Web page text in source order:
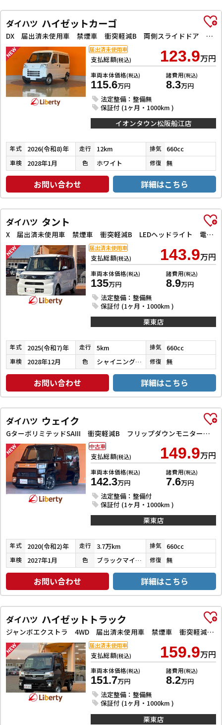
ダイハツ ハイゼットカーゴ
DX 届出済未使用車 禁煙車 衝突軽減B 両側スライドドア アイドリングストップ 障害物センサー ヘッドライトレベライザー
支払総額(税込) 123.9万円
車両本体価格(税込)
115.6万円
諸費用(税込)
8.3万円
法定整備：整備無
保証付 (1ヶ月・1000km )
届出済未使用車
イオンタウン松阪船江店
年式 2026(令和8)年 走行 12km 排気 660cc
車検 2028年1月 色 ホワイト 修復 無
お問い合わせ 詳細はこちら
ダイハツ タント
X 届出済未使用車 禁煙車 衝突軽減B LEDヘッドライト 電子パーキング 前席シートヒーター 左パワースライドドア スマートキー プッシュスタート アイドリングストップ 障害物センサー オートエアコン
支払総額(税込) 143.9万円
車両本体価格(税込)
135万円
諸費用(税込)
8.9万円
法定整備：整備無
保証付 (1ヶ月・1000km )
届出済未使用車
栗東店
年式 2025(令和7)年 走行 5km 排気 660cc
車検 2028年12月 色 シャイニングホワイトパール 修復 無
お問い合わせ 詳細はこちら
ダイハツ ウェイク
GターボリミテッドSAIII 衝突軽減B フリップダウンモニター 純正ナビ Bluetooth対応 パノラマモニター LEDヘッドライト 両側自動ドア フォグライト スマートキー プッシュスタート アイドリングストップ
支払総額(税込) 149.9万円
車両本体価格(税込)
142.3万円
諸費用(税込)
7.6万円
法定整備：整備付
保証付 (1ヶ月・1000km )
中古車
栗東店
年式 2020(令和2)年 走行 3.7万km 排気 660cc
車検 2027年1月 色 ブラックマイカメタリック 修復 無
お問い合わせ 詳細はこちら
ダイハツ ハイゼットトラック
ジャンボエクストラ 4WD 届出済未使用車 禁煙車 衝突軽減B LEDヘッドライト フォグライト スマートキー プッシュスタート アイドリングストップ 障害物センサー
支払総額(税込) 159.9万円
車両本体価格(税込)
151.7万円
諸費用(税込)
8.2万円
法定整備：整備無
保証付 (1ヶ月・1000km )
届出済未使用車
栗東店